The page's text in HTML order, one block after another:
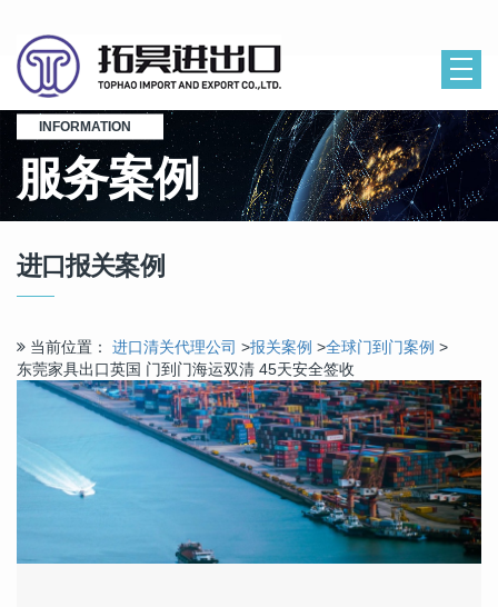
INFORMATION
服务案例
进口报关案例
当前位置： 进口清关代理公司 >报关案例 >全球门到门案例 >
东莞家具出口英国 门到门海运双清 45天安全签收